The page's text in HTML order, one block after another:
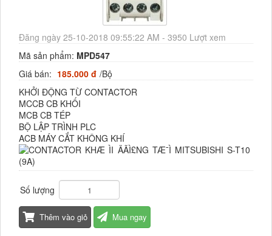
Đăng ngày 25-10-2018 09:55:22 AM - 3950 Lượt xem
Mã sản phẩm: MPD547
Giá bán: 185.000 đ /Bộ
KHỞI ĐỘNG TỪ CONTACTOR
MCCB CB KHỐI
MCB CB TÉP
BỘ LẬP TRÌNH PLC
ACB MÁY CẮT KHÔNG KHÍ
Số lượng
Thêm vào giỏ Mua ngay